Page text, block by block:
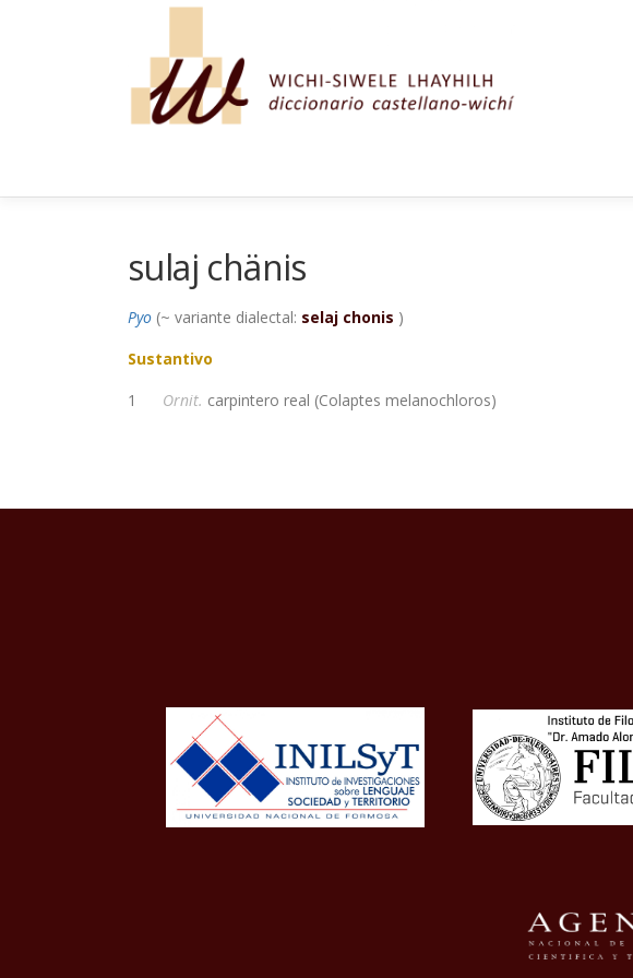
sulaj chänis
Pyo (~ variante dialectal: selaj chonis )
Sustantivo
1 Ornit. carpintero real (Colaptes melanochloros)